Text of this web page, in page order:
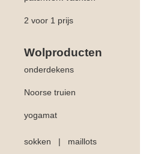
2 voor 1 prijs
Wolproducten
onderdekens
Noorse truien
yogamat
sokken | maillots